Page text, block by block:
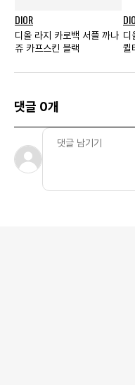
DIOR
디올 라지 카로백 서플 까나
쥬 카프스킨 블랙
디
퀼
댓글 0개